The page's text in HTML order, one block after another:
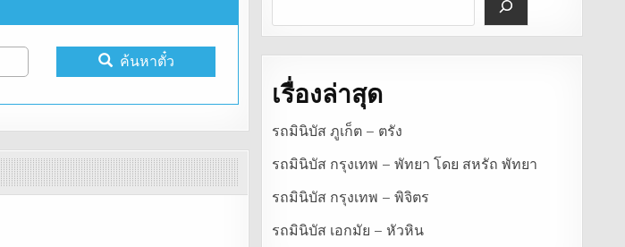
ค้นหาตั๋ว
เรื่องล่าสุด
รถมินิบัส ภูเก็ต – ตรัง
รถมินิบัส กรุงเทพ – พัทยา โดย สหรัถ พัทยา
รถมินิบัส กรุงเทพ – พิจิตร
รถมินิบัส เอกมัย – หัวหิน